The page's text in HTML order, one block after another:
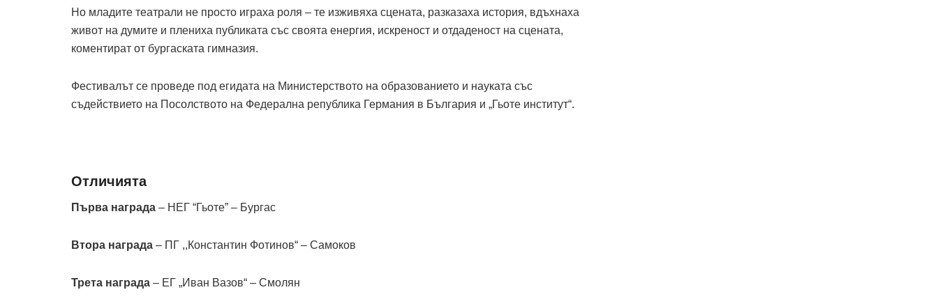
Но младите театрали не просто играха роля – те изживяха сцената, разказаха история, вдъхнаха
живот на думите и плениха публиката със своята енергия, искреност и отдаденост на сцената,
коментират от бургаската гимназия.
Фестивалът се проведе под егидата на Министерството на образованието и науката със
съдействието на Посолството на Федерална република Германия в България и „Гьоте институт“.
Отличията
Първа награда – НЕГ “Гьоте” – Бургас
Втора награда – ПГ ,,Константин Фотинов“ – Самоков
Трета награда – ЕГ „Иван Вазов“ – Смолян